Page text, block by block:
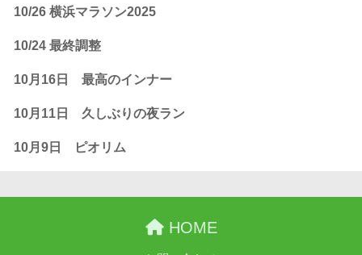
10/26 横浜マラソン2025
10/24 最終調整
10月16日 最高のインナー
10月11日 久しぶりの夜ラン
10月9日 ピオリム
HOME